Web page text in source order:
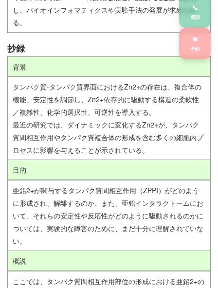
し、バイオインフォマティクスや実験手法の発展が求められ
る。
抄録
背景
タンパク質-タンパク質界面におけるZn2+の存在は、複合体の
機能、安定性を調節し、Zn2+依存的に駆動する構造の柔軟性
／複雑性、化学的選択性、可逆性を導入する。
最近の研究では、ダイナミックに変化するZn2+が、タンパク
質間相互作用やタンパク質複合体の形成を含む多くの細胞内プ
ロセスに影響を与えることが示されている。
目的
亜鉛2+が関与するタンパク質間相互作用（ZPPI）がどのよう
に形成され、解離するのか、また、亜鉛インタラクトームにお
いて、それらの安定性や反応性がどのように駆動されるのかに
ついては、実験的な障害のために、まだ十分に理解されていな
い。
概説
ここでは、タンパク質間相互作用部位の形成における亜鉛2+の
📞
電話
📅
予約